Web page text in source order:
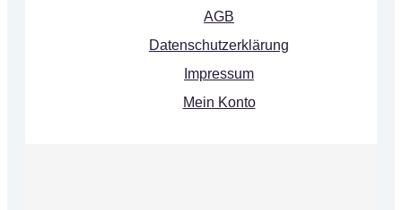
AGB
Datenschutzerklärung
Impressum
Mein Konto